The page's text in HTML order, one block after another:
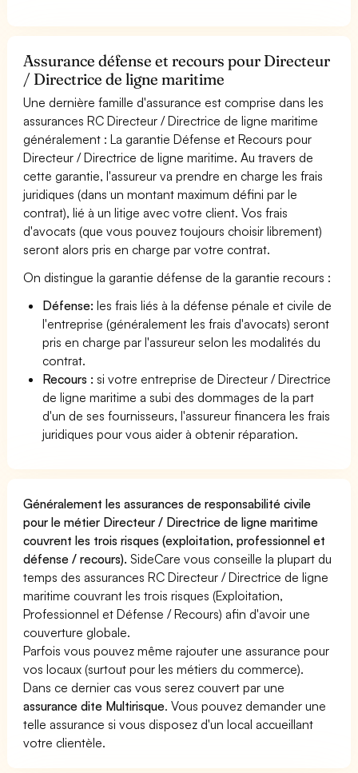
Assurance défense et recours pour Directeur
/ Directrice de ligne maritime
Une dernière famille d'assurance est comprise dans les
assurances RC Directeur / Directrice de ligne maritime
généralement : La garantie Défense et Recours pour
Directeur / Directrice de ligne maritime. Au travers de
cette garantie, l'assureur va prendre en charge les frais
juridiques (dans un montant maximum défini par le
contrat), lié à un litige avec votre client. Vos frais
d'avocats (que vous pouvez toujours choisir librement)
seront alors pris en charge par votre contrat.
On distingue la garantie défense de la garantie recours :
Défense: les frais liés à la défense pénale et civile de
l'entreprise (généralement les frais d'avocats) seront
pris en charge par l'assureur selon les modalités du
contrat.
Recours : si votre entreprise de Directeur / Directrice
de ligne maritime a subi des dommages de la part
d'un de ses fournisseurs, l'assureur financera les frais
juridiques pour vous aider à obtenir réparation.
Généralement les assurances de responsabilité civile
pour le métier Directeur / Directrice de ligne maritime
couvrent les trois risques (exploitation, professionnel et
défense / recours). SideCare vous conseille la plupart du
temps des assurances RC Directeur / Directrice de ligne
maritime couvrant les trois risques (Exploitation,
Professionnel et Défense / Recours) afin d'avoir une
couverture globale.
Parfois vous pouvez même rajouter une assurance pour
vos locaux (surtout pour les métiers du commerce).
Dans ce dernier cas vous serez couvert par une
assurance dite Multirisque. Vous pouvez demander une
telle assurance si vous disposez d'un local accueillant
votre clientèle.